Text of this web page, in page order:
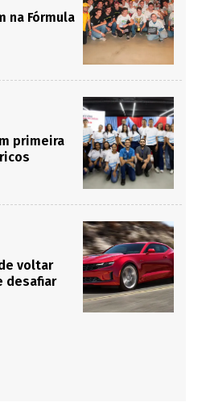
na Fórmula
primeira
voltar
desafiar